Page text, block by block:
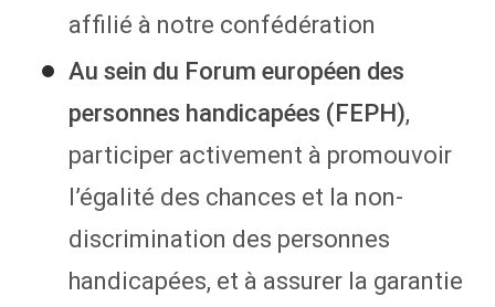
affilié à notre confédération
Au sein du Forum européen des
personnes handicapées (FEPH),
participer activement à promouvoir
l’égalité des chances et la non-
discrimination des personnes
handicapées, et à assurer la garantie